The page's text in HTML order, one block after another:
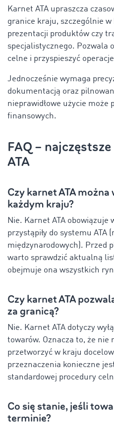
Karnet ATA upraszcza
granice kraju, szczególnie
prezentacji produktów czy
specjalistycznego. Pozwala
celne i przyspieszyć
Jednocześnie wymaga
dokumentacją oraz
nieprawidłowe użycie może
finansowych.
FAQ –
ATA
Czy karnet ATA
każdym kraju?
Nie. Karnet ATA obowiązuje
przystąpiły do systemu ATA
międzynarodowych). Przed
warto sprawdzić aktualną
obejmuje ona wszystkich
Czy karnet ATA
za granicą?
Nie. Karnet ATA dotyczy
towarów. Oznacza to, że nie
przetworzyć w kraju
przeznaczenia konieczne
standardowej procedury
Co się stanie, jeśli
terminie?